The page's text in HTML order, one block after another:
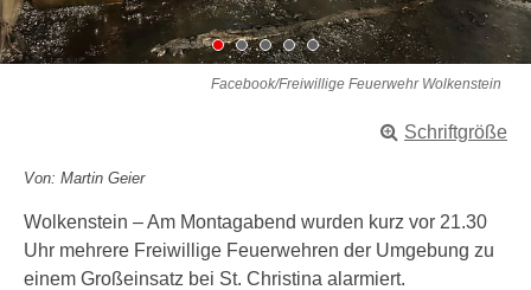
Facebook/Freiwillige Feuerwehr Wolkenstein
Schriftgröße
Von: Martin Geier
Wolkenstein – Am Montagabend wurden kurz vor 21.30
Uhr mehrere Freiwillige Feuerwehren der Umgebung zu
einem Großeinsatz bei St. Christina alarmiert.